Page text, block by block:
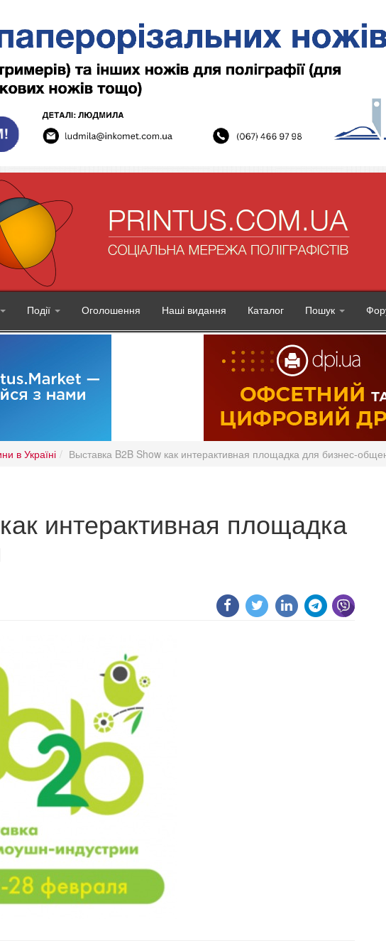
Події Оголошення Наші видання Каталог Пошук
в Україні Выставка B2B Show как интерактивная площадка для бизнес-
интерактивная площадка